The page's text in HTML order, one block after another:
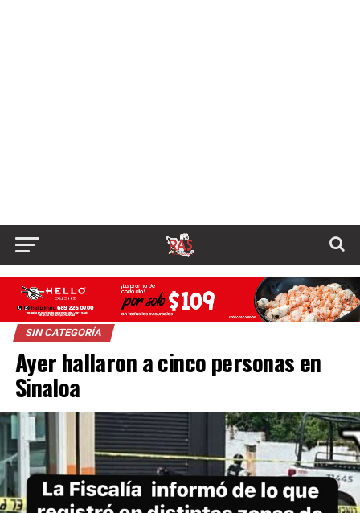
SIN CATEGORÍA
Ayer hallaron a cinco personas en
Sinaloa